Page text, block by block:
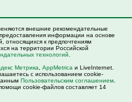
внешние рекомендательные
информации на основе
относящихся к предпочтениям
на территории Российской
технологий
Метрика AppMetrica и LiveInternet.
с использованием cookie-
Пользовательским соглашением
cookie-файлов составляет 14